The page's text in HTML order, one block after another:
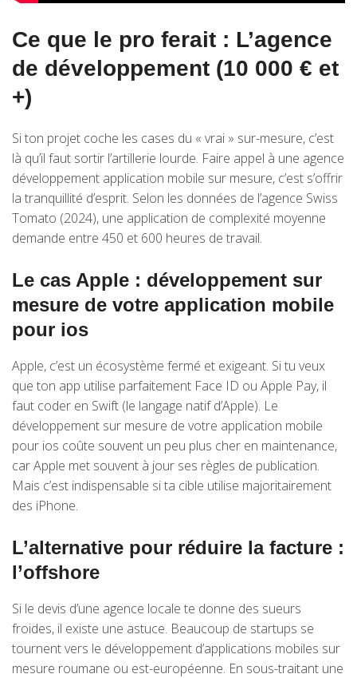
Ce que le pro ferait : L’agence
de développement (10 000 € et
+)
Si ton projet coche les cases du « vrai » sur-mesure, c’est
là qu’il faut sortir l’artillerie lourde. Faire appel à une agence
développement application mobile sur mesure, c’est s’offrir
la tranquillité d’esprit. Selon les données de l’agence Swiss
Tomato (2024), une application de complexité moyenne
demande entre 450 et 600 heures de travail.
Le cas Apple : développement sur
mesure de votre application mobile
pour ios
Apple, c’est un écosystème fermé et exigeant. Si tu veux
que ton app utilise parfaitement Face ID ou Apple Pay, il
faut coder en Swift (le langage natif d’Apple). Le
développement sur mesure de votre application mobile
pour ios coûte souvent un peu plus cher en maintenance,
car Apple met souvent à jour ses règles de publication.
Mais c’est indispensable si ta cible utilise majoritairement
des iPhone.
L’alternative pour réduire la facture :
l’offshore
Si le devis d’une agence locale te donne des sueurs
froides, il existe une astuce. Beaucoup de startups se
tournent vers le développement d’applications mobiles sur
mesure roumane ou est-européenne. En sous-traitant une